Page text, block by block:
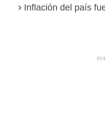
Inflación del país